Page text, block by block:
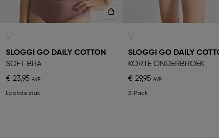
SLOGGI GO DAILY COTTON
SOFT BRA
€ 23,95
Laatste stuk
SLOGGI GO DAILY
KORTE ONDERBROEK
€ 29,95
3-Pack